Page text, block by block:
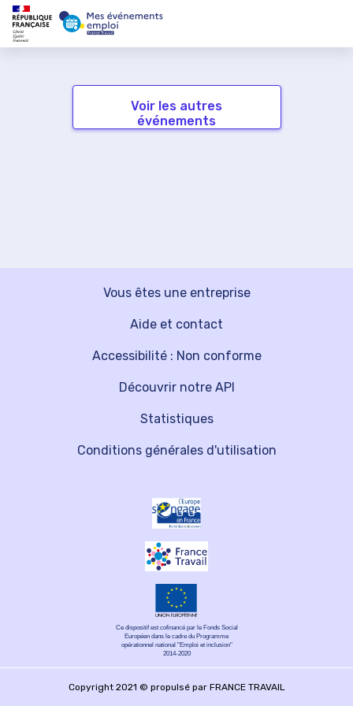
Voir les autres
événements
Vous êtes une entreprise
Découvrir notre API
Aide et contact
Statistiques
Accessibilité : Non conforme
Conditions générales d'utilisation
Ce dispositif est cofinancé par le Fonds Social
Européen dans le cadre du Programme
opérationnel national "Emploi et inclusion"
2014-2020
Copyright 2021 © propulsé par FRANCE TRAVAIL